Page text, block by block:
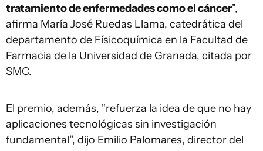
tratamiento de enfermedades como el cáncer",
afirma María José Ruedas Llama, catedrática del
departamento de Físicoquímica en la Facultad de
Farmacia de la Universidad de Granada, citada por
SMC.
El premio, además, "refuerza la idea de que no hay
aplicaciones tecnológicas sin investigación
fundamental”, dijo Emilio Palomares, director del